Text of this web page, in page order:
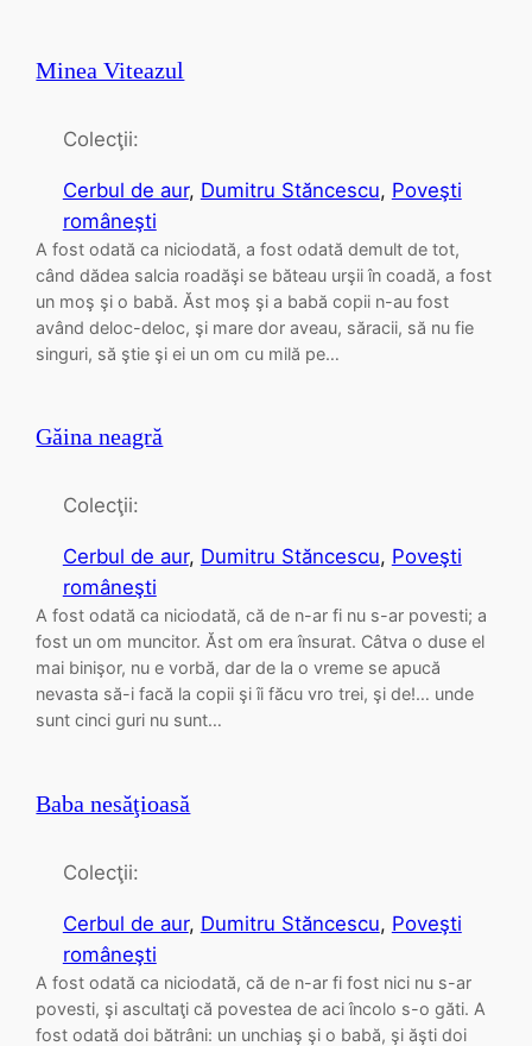
Minea Viteazul
Colecţii:
Cerbul de aur, Dumitru Stăncescu, Poveşti
româneşti
A fost odată ca niciodată, a fost odată demult de tot,
când dădea salcia roadăşi se băteau urşii în coadă, a fost
un moş şi o babă. Ăst moş şi a babă copii n-au fost
având deloc-deloc, şi mare dor aveau, săracii, să nu fie
singuri, să ştie şi ei un om cu milă pe…
Găina neagră
Colecţii:
Cerbul de aur, Dumitru Stăncescu, Poveşti
româneşti
A fost odată ca niciodată, că de n-ar fi nu s-ar povesti; a
fost un om muncitor. Ăst om era însurat. Câtva o duse el
mai binişor, nu e vorbă, dar de la o vreme se apucă
nevasta să-i facă la copii şi îi făcu vro trei, şi de!… unde
sunt cinci guri nu sunt…
Baba nesăţioasă
Colecţii:
Cerbul de aur, Dumitru Stăncescu, Poveşti
româneşti
A fost odată ca niciodată, că de n-ar fi fost nici nu s-ar
povesti, şi ascultaţi că povestea de aci încolo s-o găti. A
fost odată doi bătrâni: un unchiaş şi o babă, şi ăşti doi